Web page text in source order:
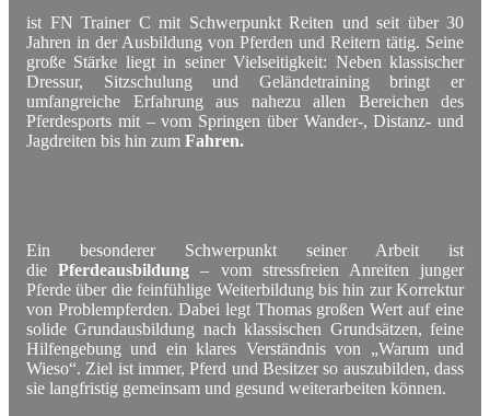
ist FN Trainer C mit Schwerpunkt Reiten und seit über 30
Jahren in der Ausbildung von Pferden und Reitern tätig. Seine
große Stärke liegt in seiner Vielseitigkeit: Neben klassischer
Dressur, Sitzschulung und Geländetraining bringt er
umfangreiche Erfahrung aus nahezu allen Bereichen des
Pferdesports mit – vom Springen über Wander-, Distanz- und
Jagdreiten bis hin zum Fahren.
Ein besonderer Schwerpunkt seiner Arbeit ist
diePferdeausbildung – vom stressfreien Anreiten junger
Pferde über die feinfühlige Weiterbildung bis hin zur Korrektur
von Problempferden. Dabei legt Thomas großen Wert auf eine
solide Grundausbildung nach klassischen Grundsätzen, feine
Hilfengebung und ein klares Verständnis von „Warum und
Wieso“. Ziel ist immer, Pferd und Besitzer so auszubilden, dass
sie langfristig gemeinsam und gesund weiterarbeiten können.